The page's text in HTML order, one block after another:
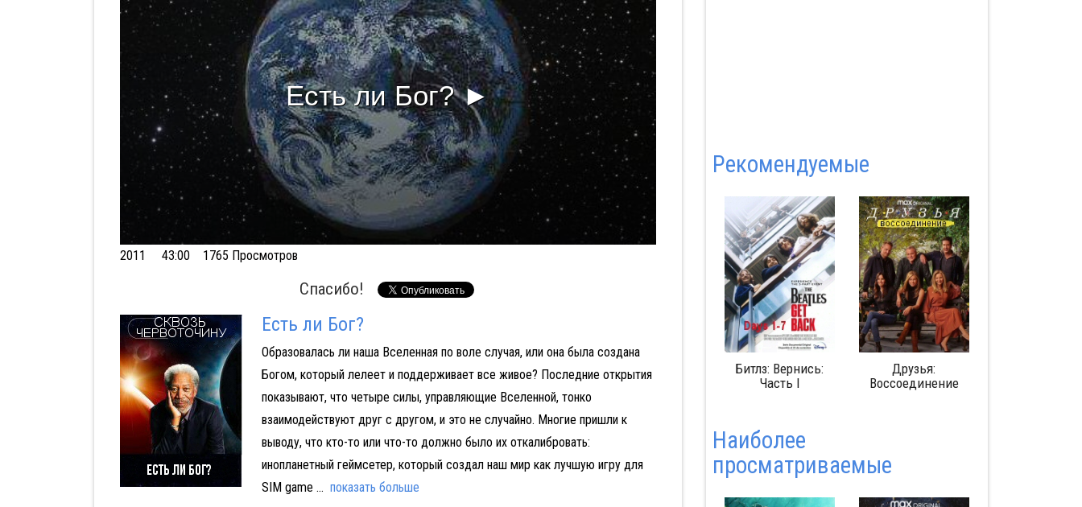
Есть ли Бог? ►
Volume
90%
2011 43:00 1765 Просмотров
Спасибо!
Есть ли Бог?
Образовалась ли наша Вселенная по воле случая, или она была создана
Богом, который лелеет и поддерживает все живое? Последние открытия
показывают, что четыре силы, управляющие Вселенной, тонко
взаимодействуют друг с другом, и это не случайно. Многие пришли к
выводу, что кто-то или что-то должно было их откалибровать:
инопланетный геймсетер, который создал наш мир как лучшую игру для
SIM game ... показать больше
Pекомендуемые
Аферист из Tinder Блицкриг
Битлз: Вернись:
Часть I
Друзья:
Воссоединение
Наиболее
просматриваемые